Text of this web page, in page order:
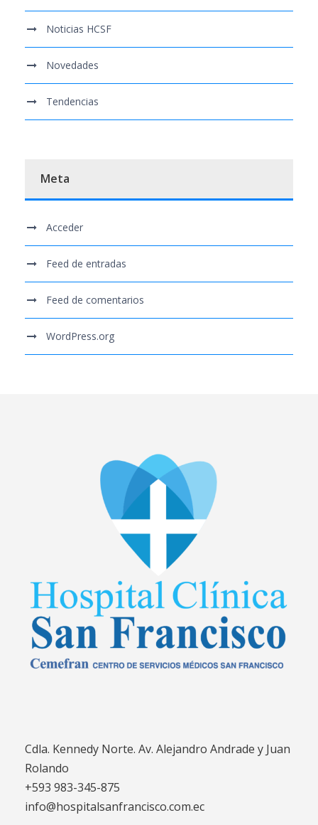
Noticias HCSF
Novedades
Tendencias
Meta
Acceder
Feed de entradas
Feed de comentarios
WordPress.org
Cdla. Kennedy Norte. Av. Alejandro Andrade y Juan
Rolando
+593 983-345-875
info@hospitalsanfrancisco.com.ec